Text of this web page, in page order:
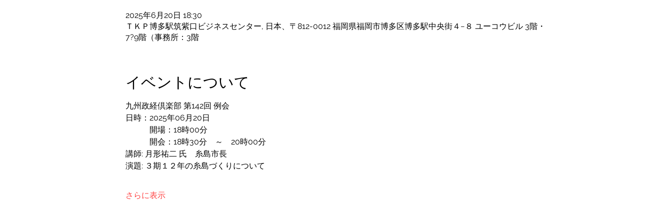
2025年6月20日 18:30
ＴＫＰ博多駅筑紫口ビジネスセンター, 日本、〒812-0012 福岡県福岡市博多区博多駅中央街４−８ ユーコウビル 3階・
7?9階（事務所：3階
イベントについて
九州政経倶楽部 第142回 例会
日時：2025年06月20日
開場：18時00分
開会：18時30分　～　20時00分
講師: 月形祐二 氏　糸島市長
演題: ３期１２年の糸島づくりについて
さらに表示